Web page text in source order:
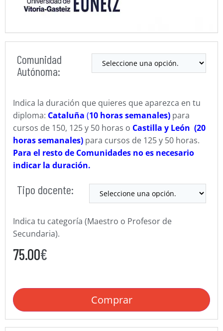
Comunidad
Autónoma:
Indica la duración que quieres que aparezca en tu
diploma: Cataluña (10 horas semanales) para
cursos de 150, 125 y 50 horas o Castilla y León (20
horas semanales) para cursos de 125 y 50 horas.
Para el resto de Comunidades no es necesario
indicar la duración.
Tipo docente:
Indica tu categoría (Maestro o Profesor de
Secundaria).
75.00€
Comprar